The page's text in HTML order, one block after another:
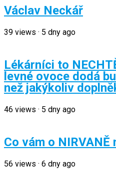
Václav Neckář
39 views · 5 dny ago
Lékárníci to
levné ovoce dodá
než jakýkoliv
46 views · 5 dny ago
Co vám o NIRVANĚ
56 views · 6 dny ago